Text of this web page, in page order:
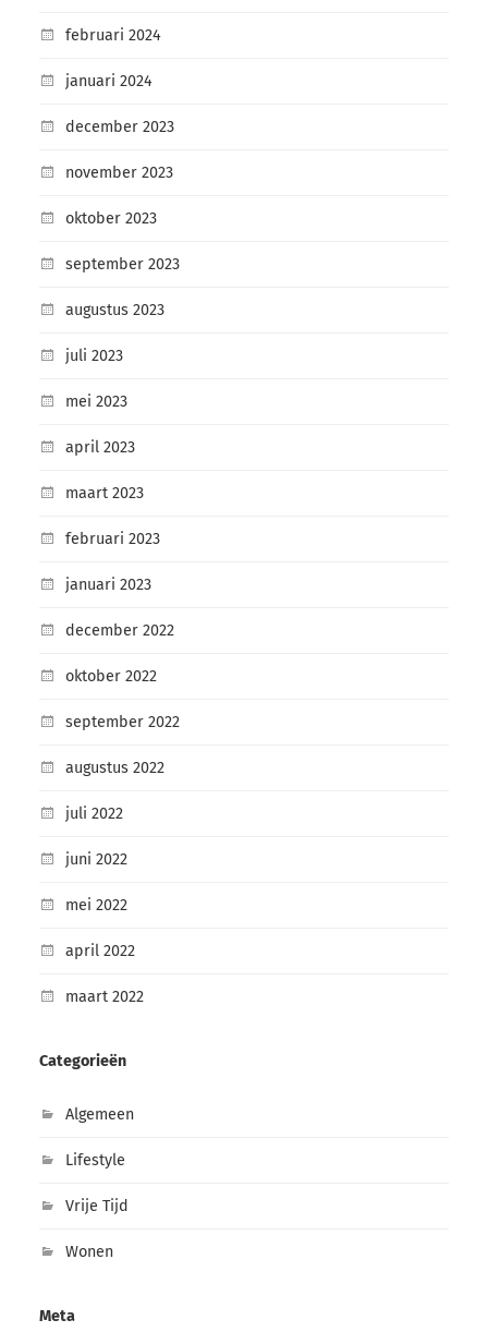
februari 2024
januari 2024
december 2023
november 2023
oktober 2023
september 2023
augustus 2023
juli 2023
mei 2023
april 2023
maart 2023
februari 2023
januari 2023
december 2022
oktober 2022
september 2022
augustus 2022
juli 2022
juni 2022
mei 2022
april 2022
maart 2022
Categorieën
Algemeen
Lifestyle
Vrije Tijd
Wonen
Meta